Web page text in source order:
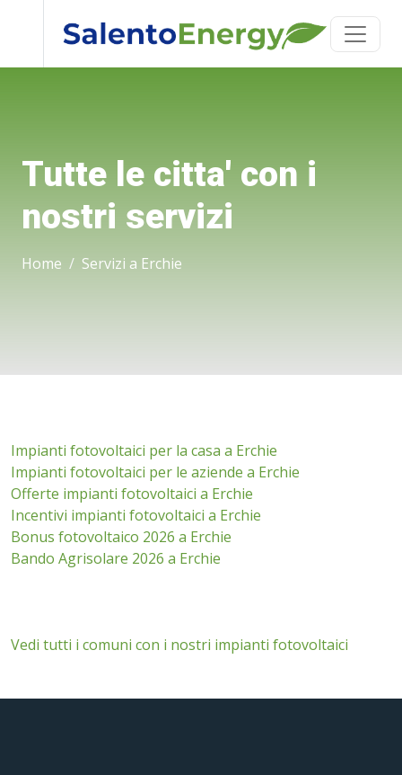
Tutte le citta' con i
nostri servizi
Home Servizi a Erchie
Impianti fotovoltaici per la casa a Erchie
Impianti fotovoltaici per le aziende a Erchie
Offerte impianti fotovoltaici a Erchie
Incentivi impianti fotovoltaici a Erchie
Bonus fotovoltaico 2026 a Erchie
Bando Agrisolare 2026 a Erchie
Vedi tutti i comuni con i nostri impianti fotovoltaici